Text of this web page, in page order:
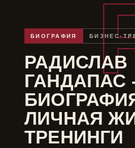
БИОГРАФИЯ БИЗНЕС-
РАДИСЛАВ
ГАНДАПАС
ЛИЧНАЯ
ТРЕНИНГИ